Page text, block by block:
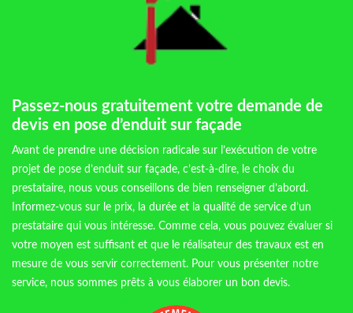
Passez-nous gratuitement votre demande de
devis en pose d’enduit sur façade
Avant de prendre une décision radicale sur l’exécution de votre
projet de pose d’enduit sur façade, c’est-à-dire, le choix du
prestataire, nous vous conseillons de bien renseigner d’abord.
Informez-vous sur le prix, la durée et la qualité de service d’un
prestataire qui vous intéresse. Comme cela, vous pouvez évaluer si
votre moyen est suffisant et que le réalisateur des travaux est en
mesure de vous servir correctement. Pour vous présenter notre
service, nous sommes prêts à vous élaborer un bon devis.